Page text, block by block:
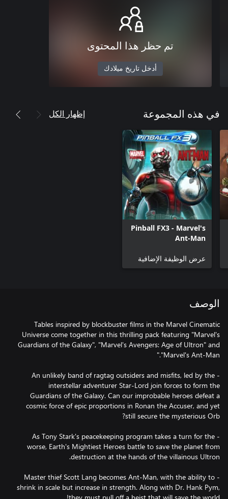
تم حظر هذا المحتوى
أدخل تاريخ ميلادك
في هذه المجموعة إظهار الكل
Pinball FX3 - Marvel's
Ant-Man
عرض الوظيفة الإضافية
الوصف
Tables inspired by blockbuster films in the Marvel Cinematic
Universe come together in this thrilling pack featuring "Marvel's
Guardians of the Galaxy", "Marvel's Avengers: Age of Ultron" and
- An unlikely band of ragtag outsiders and misfits, led by the
interstellar adventurer Star-Lord join forces to form the
Guardians of the Galaxy. Can our improbable heroes defeat a
cosmic force of epic proportions in Ronan the Accuser, and yet
- As Tony Stark's peacekeeping program takes a turn for the
worse, Earth's Mightiest Heroes battle to save the planet from
- Master thief Scott Lang becomes Ant-Man, with the ability to
shrink in scale but increase in strength. Along with Dr. Hank Pym,
they must pull off a heist that will save the world!